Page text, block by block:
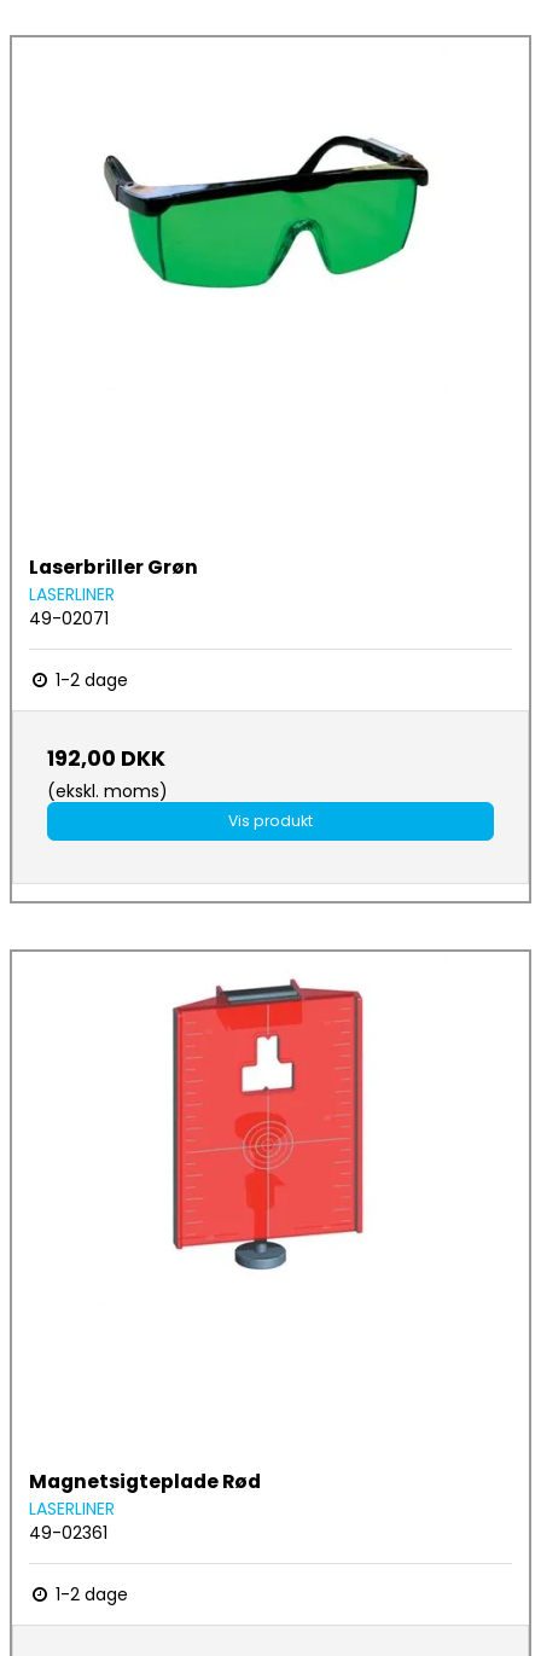
Laserbriller Grøn
LASERLINER
49-02071
1-2 dage
192,00 DKK
(ekskl. moms)
Vis produkt
Magnetsigteplade Rød
LASERLINER
49-02361
1-2 dage